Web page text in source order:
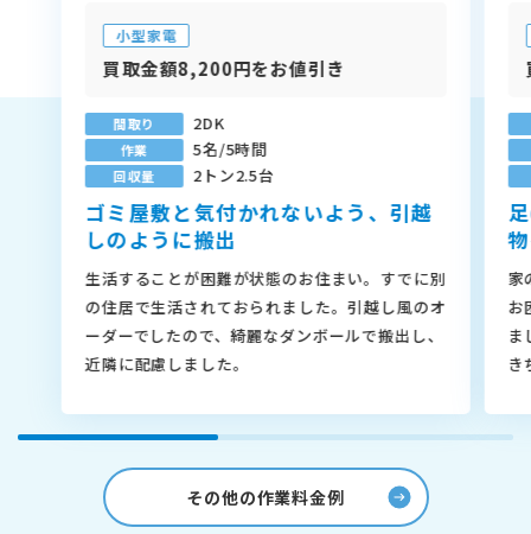
小型家電
買取金額8,200円をお値引き
間取り 2DK
作業 5名/5時間
回収量 2トン2.5台
ゴミ屋敷と気付かれないよう、引越
しのように搬出
生活することが困難が状態のお住まい。すでに別
の住居で生活されておられました。引越し風のオ
ーダーでしたので、綺麗なダンボールで搬出し、
近隣に配慮しました。
家
お
ま
き
その他の作業料金例